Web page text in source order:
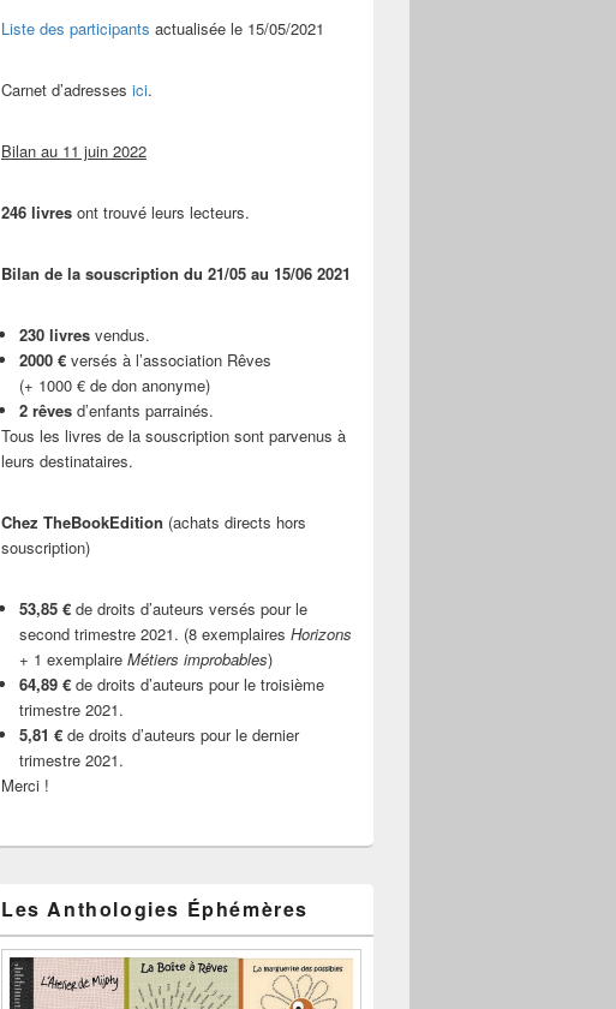
Liste des participants actualisée le 15/05/2021
Carnet d’adresses ici.
Bilan au 11 juin 2022
246 livres ont trouvé leurs lecteurs.
Bilan de la souscription du 21/05 au 15/06 2021
230 livres vendus.
2000 € versés à l’association Rêves
(+ 1000 € de don anonyme)
2 rêves d’enfants parrainés.
Tous les livres de la souscription sont parvenus à
leurs destinataires.
Chez TheBookEdition (achats directs hors
souscription)
53,85 € de droits d’auteurs versés pour le
second trimestre 2021. (8 exemplaires Horizons
+ 1 exemplaire Métiers improbables)
64,89 € de droits d’auteurs pour le troisième
trimestre 2021.
5,81 € de droits d’auteurs pour le dernier
trimestre 2021.
Merci !
Les Anthologies Éphémères